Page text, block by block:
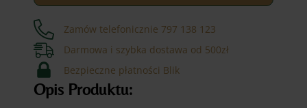
maxima
w
płynie
-
Wysoko
skoncentrowany
Zamów telefonicznie 797 138 123
Darmowa i szybka dostawa od 500zł
Bezpieczne płatności Blik
Opis Produktu: